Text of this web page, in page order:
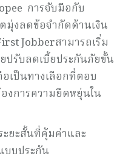
การจับมือกับ
มุ่งลดข้อจำกัดด้านเงิน
Jobberสามารถเริ่ม
ปรับลดเบี้ยประกันภัยขั้น
เป็นทางเลือกที่ตอบ
งการความยืดหยุ่นใน
ยะสั้นที่คุ้มค่าและ
บบประกัน